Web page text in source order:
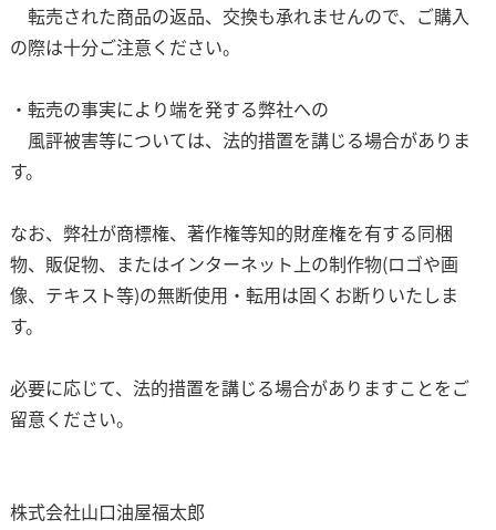
転売された商品の返品、交換も承れませんので、ご購入
の際は十分ご注意ください。
・転売の事実により端を発する弊社への
風評被害等については、法的措置を講じる場合がありま
す。
なお、弊社が商標権、著作権等知的財産権を有する同梱
物、販促物、またはインターネット上の制作物(ロゴや画
像、テキスト等)の無断使用・転用は固くお断りいたしま
す。
必要に応じて、法的措置を講じる場合がありますことをご
留意ください。
株式会社山口油屋福太郎